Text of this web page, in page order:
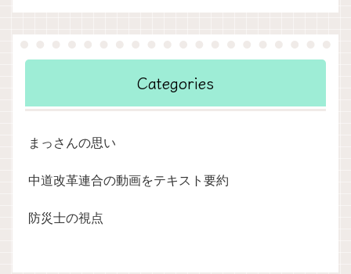
Categories
まっさんの思い
中道改革連合の動画をテキスト要約
防災士の視点